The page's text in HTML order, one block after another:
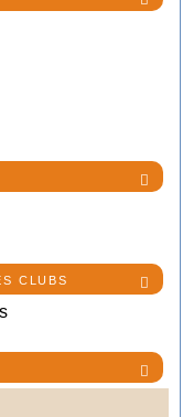


clubs
